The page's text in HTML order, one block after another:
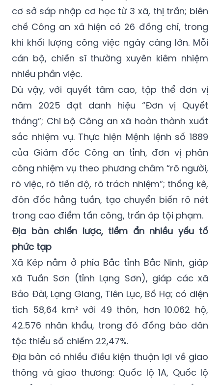
cơ sở sáp nhập cơ học từ 3 xã, thị trấn; biên
chế Công an xã hiện có 26 đồng chí, trong
khi khối lượng công việc ngày càng lớn. Mỗi
cán bộ, chiến sĩ thường xuyên kiêm nhiệm
nhiều phần việc.
Dù vậy, với quyết tâm cao, tập thể đơn vị
năm 2025 đạt danh hiệu “Đơn vị Quyết
thắng”; Chi bộ Công an xã hoàn thành xuất
sắc nhiệm vụ. Thực hiện Mệnh lệnh số 1889
của Giám đốc Công an tỉnh, đơn vị phân
công nhiệm vụ theo phương châm “rõ người,
rõ việc, rõ tiến độ, rõ trách nhiệm”; thống kê,
đôn đốc hằng tuần, tạo chuyển biến rõ nét
trong cao điểm tấn công, trấn áp tội phạm.
Địa bàn chiến lược, tiềm ẩn nhiều yếu tố
phức tạp
Xã Kép nằm ở phía Bắc tỉnh Bắc Ninh, giáp
xã Tuấn Sơn (tỉnh Lạng Sơn), giáp các xã
Bảo Đài, Lạng Giang, Tiên Lục, Bố Hạ; có diện
tích 58,64 km² với 49 thôn, hơn 10.062 hộ,
42.576 nhân khẩu, trong đó đồng bào dân
tộc thiểu số chiếm 22,47%.
Địa bàn có nhiều điều kiện thuận lợi về giao
thông và giao thương: Quốc lộ 1A, Quốc lộ